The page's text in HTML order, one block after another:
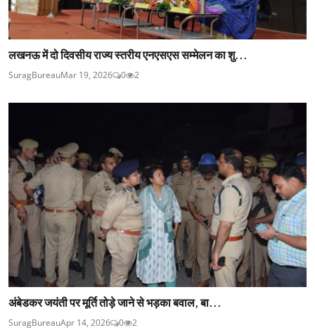
लखनऊ में दो दिवसीय राज्य स्तरीय एनएसएस सम्मेलन का शु...
SuragBureauMar 19, 2026 0 2
अंबेडकर जयंती पर मूर्ति तोड़े जाने से भड़का बवाल, बा...
SuragBureauApr 14, 2026 0 2